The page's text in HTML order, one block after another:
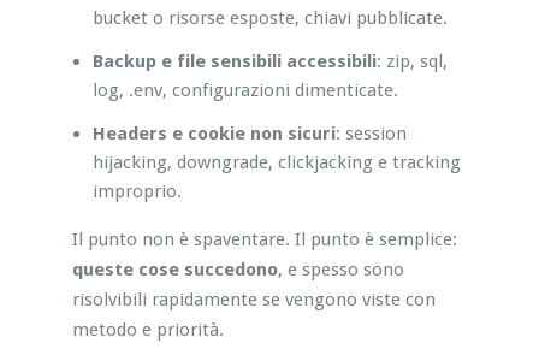
bucket o risorse esposte, chiavi pubblicate.
Backup e file sensibili accessibili: zip, sql,
log, .env, configurazioni dimenticate.
Headers e cookie non sicuri: session
hijacking, downgrade, clickjacking e tracking
improprio.
Il punto non è spaventare. Il punto è semplice:
queste cose succedono, e spesso sono
risolvibili rapidamente se vengono viste con
metodo e priorità.